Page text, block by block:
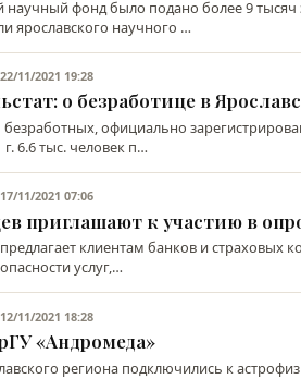
научный фонд было подано более 9
ярославского научного …
22/11/2021 19:28
о безработице в
официально
г. 6.6 тыс. человек п…
17/11/2021 07:06
приглашают к участию в
клиентам банков и
услуг,…
12/11/2021 18:28
«Андромеда»
региона подключились к